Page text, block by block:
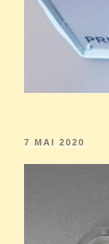
7 MAI 2020